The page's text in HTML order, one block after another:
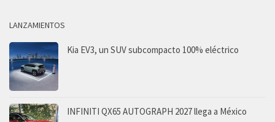
LANZAMIENTOS
Kia EV3, un SUV subcompacto 100% eléctrico
INFINITI QX65 AUTOGRAPH 2027 llega a México